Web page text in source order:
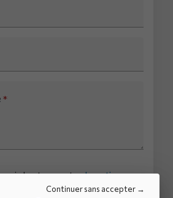
Continuer sans accepter
*
lu et accepterla notice
sur le traitement des données